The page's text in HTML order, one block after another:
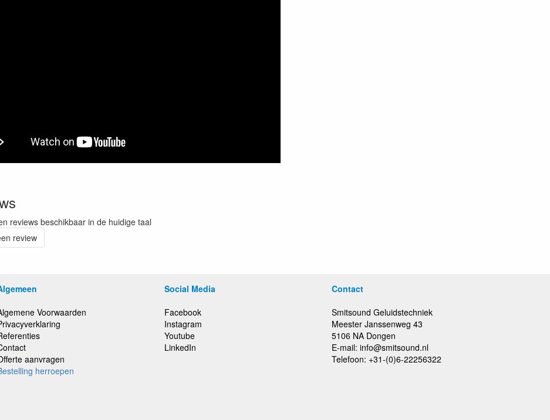
reviews beschikbaar in de huidige taal
review
Voorwaarden
aanvragen
herroepen
Social Media
Facebook
Instagram
Youtube
LinkedIn
Contact
Smitsound Geluidstechniek
Meester Janssenweg 43
5106 NA Dongen
E-mail: info@smitsound.nl
Telefoon: +31-(0)6-22256322